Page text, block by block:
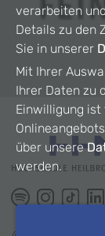
verarbeiten
Details zu den
Sie in unserer
Mit Ihrer
Ihrer Daten zu
Einwilligung
über unsere
werden.